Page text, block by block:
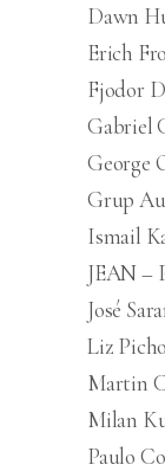
Dawn
Erich
Fjodor
Gabriel
George
Grup
Ismail
JEAN –
José
Liz
Martin
Milan
Paulo